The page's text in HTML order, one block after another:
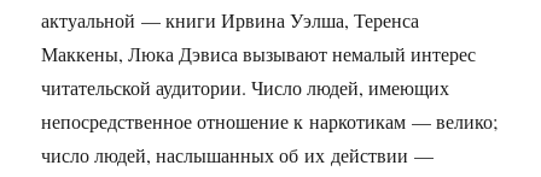
актуальной — книги Ирвина Уэлша, Теренса
Маккены, Люка Дэвиса вызывают немалый интерес
читательской аудитории. Число людей, имеющих
непосредственное отношение к наркотикам — велико;
число людей, наслышанных об их действии —